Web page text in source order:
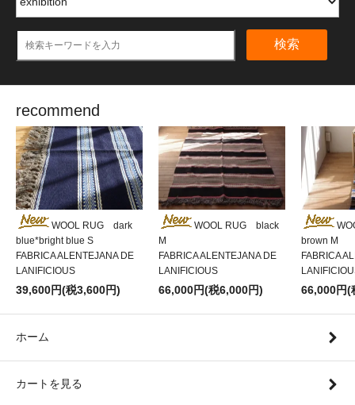
検索
recommend
WOOL RUG dark
blue*bright blue S
FABRICA ALENTEJANA DE
LANIFICIOUS
39,600円(税3,600円)
WOOL RUG black
M
FABRICA ALENTEJANA DE
LANIFICIOUS
66,000円(税6,000円)
brown M
FABRICA
66,000円(
ホーム
カートを見る